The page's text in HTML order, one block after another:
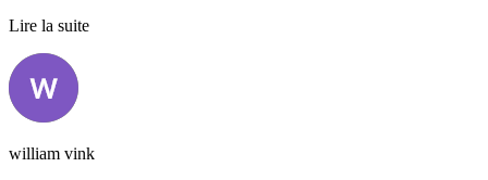
Lire la suite
william vink